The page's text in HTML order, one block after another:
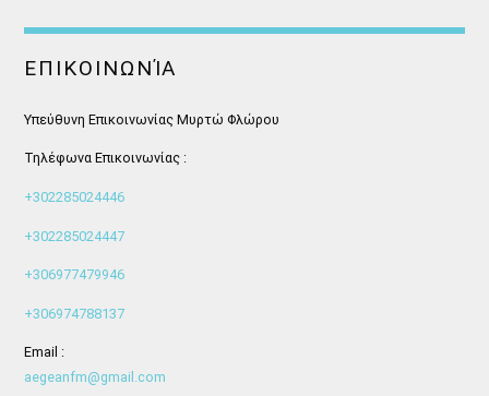
ΕΠΙΚΟΙΝΩΝΊΑ
Υπεύθυνη Επικοινωνίας Μυρτώ Φλώρου
Τηλέφωνα Επικοινωνίας :
+302285024446
+302285024447
+306977479946
+306974788137
Email :
aegeanfm@gmail.com